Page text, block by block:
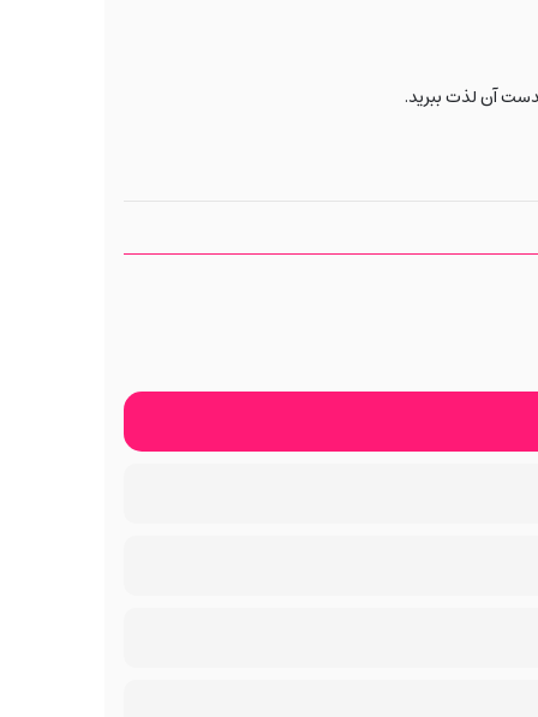
آن لذت ببرید.